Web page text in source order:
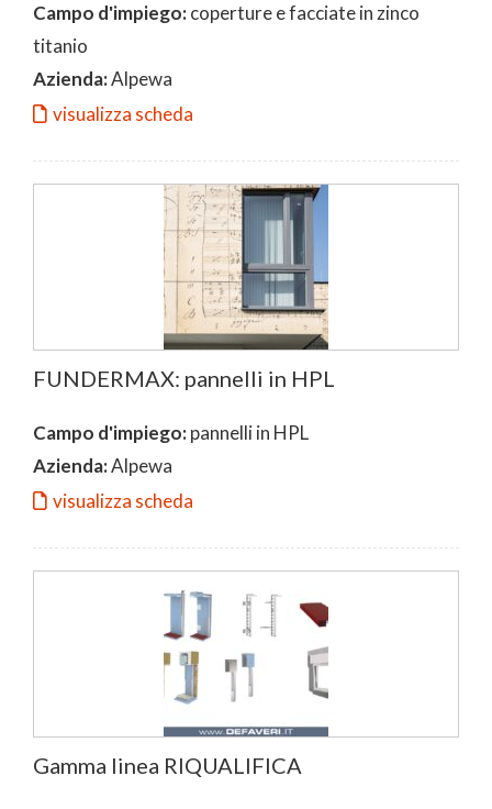
Campo d'impiego:coperture e facciate in zinco
titanio
Azienda:Alpewa
visualizza scheda
FUNDERMAX: pannelli in HPL
Campo d'impiego:pannelli in HPL
Azienda:Alpewa
visualizza scheda
Gamma linea RIQUALIFICA